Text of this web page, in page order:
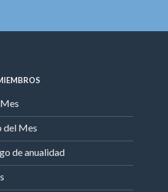
del Mes
de anualidad